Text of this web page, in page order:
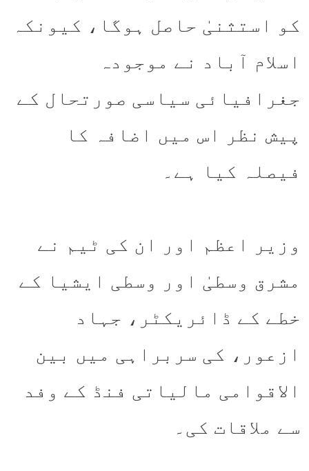
کو استثنیٰ حاصل ہوگا، کیونکہ
اسلام آباد نے موجودہ
جغرافیائی سیاسی صورتحال کے
پیش نظر اس میں اضافہ کا
فیصلہ کیا ہے۔
وزیر اعظم اور ان کی ٹیم نے
مشرق وسطیٰ اور وسطی ایشیا کے
خطے کے ڈائریکٹر، جہاد
ازعور، کی سربراہی میں بین
الاقوامی مالیاتی فنڈ کے وفد
سے ملاقات کی۔